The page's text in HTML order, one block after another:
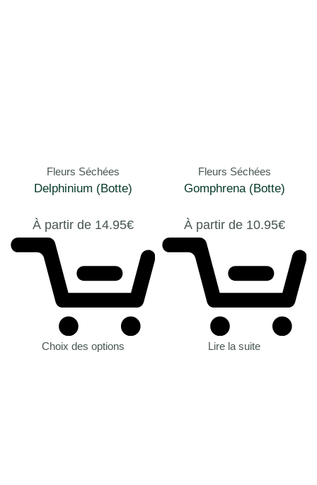
Fleurs Séchées
Delphinium (Botte)
À partir de 14.95€
Choix des options
Fleurs Séchées
Gomphrena (Botte)
À partir de 10.95€
Lire la suite